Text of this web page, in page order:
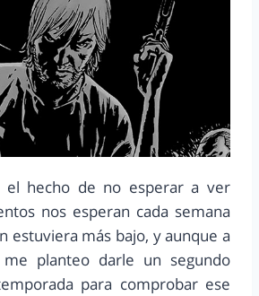
el hecho de no esperar a ver
nos esperan cada semana
estuviera más bajo, y aunque a
planteo darle un segundo
para comprobar ese